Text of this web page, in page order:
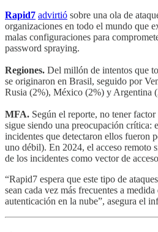
Rapid7 advirtió sobre una ola de
organizaciones en todo el mundo que
malas configuraciones para
password spraying.
Regiones. Del millón de intentos que
se originaron en Brasil, seguido por
Rusia (2%), México (2%) y Argentina
MFA. Según el reporte, no tener
sigue siendo una preocupación crítica:
incidentes que detectaron ellos fueron
uno débil). En 2024, el acceso remoto
de los incidentes como vector de
“Rapid7 espera que este tipo de
sean cada vez más frecuentes a
autenticación en la nube”, asegura el